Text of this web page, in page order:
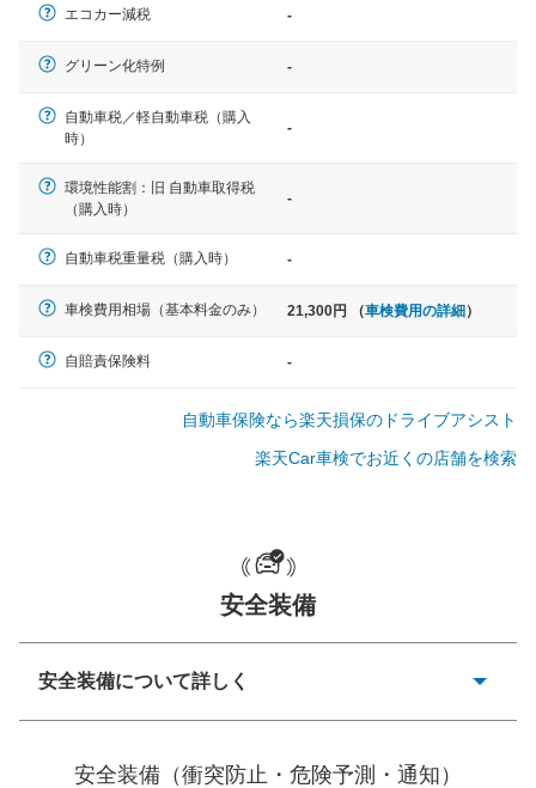
クラウン、アルファード、フォレ
カD:5 など
一般的な荷物のサイズの目安
エコカー減税 -
グリーン化特例 -
自動車税／軽自動車税（購入
時）
-
環境性能割：旧 自動車取得税
（購入時）
-
自動車税重量税（購入時） -
車検費用相場（基本料金のみ） 21,300円 （車検費用の詳細）
自賠責保険料 -
自動車保険なら楽天損保のドライブアシスト
楽天Car車検でお近くの店舗を検索
安全装備
安全装備について詳しく
ーキアシスト、ABSなどが装備されています。
安全装備（衝突防止・危険予測・通知）